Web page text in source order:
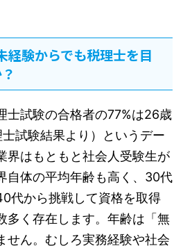
験からでも税理士を目
士試験の合格者の77%は26歳
試験結果より）というデー
界はもともと社会人受験生が
自体の平均年齢も高く、30代
代から挑戦して資格を取得
多く存在します。年齢は「無
せん。むしろ実務経験や社会